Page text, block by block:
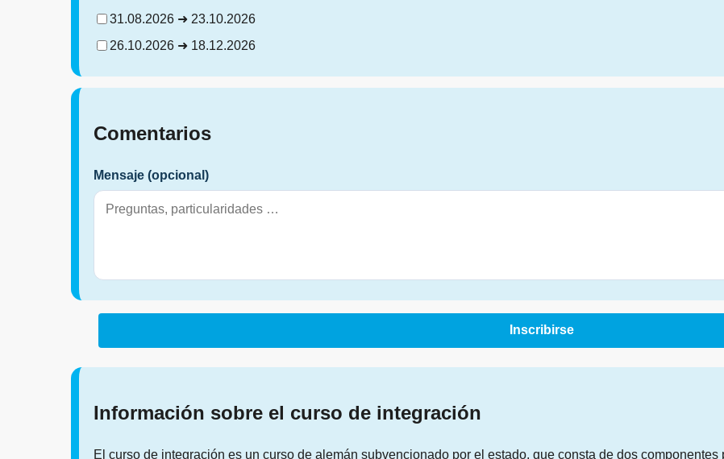
31.08.2026 ➜ 23.10.2026
26.10.2026 ➜ 18.12.2026
Comentarios
Mensaje (opcional)
Inscribirse
Información sobre el curso de integración
El curso de integración es un curso de alemán subvencionado por el estado, que consta de dos